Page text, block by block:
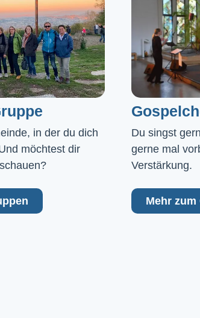
in der du dich
möchtest dir
Du singst
gerne mal
Verstärkung.
Mehr